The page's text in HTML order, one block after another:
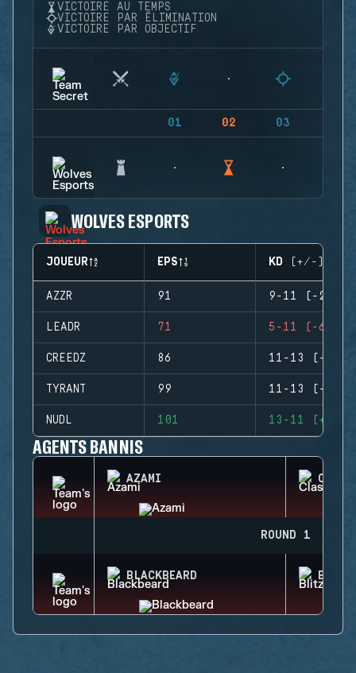
VICTOIRE AU TEMPS
VICTOIRE PAR ÉLIMINATION
VICTOIRE PAR OBJECTIF
01 02 03
WOLVES ESPORTS
JOUEUR EPS KD (+/-)
AZZR 91 9-11 (-2)
LEADR 71 5-11 (-6)
CREEDZ 86 11-13 (-2)
TYRANT 99 11-13 (-2)
NUDL 101 13-11 (+2)
AGENTS BANNIS
AZAMI CLASH
ROUND 1
BLACKBEARD BLITZ